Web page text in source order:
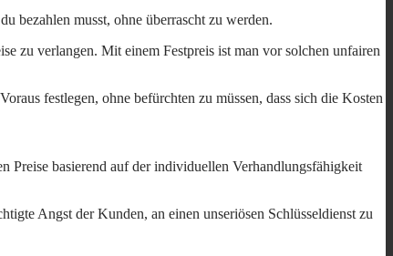
bezahlen musst, ohne überrascht zu werden.
zu verlangen. Mit einem Festpreis ist man vor solchen unfairen
festlegen, ohne befürchten zu müssen, dass sich die Kosten
Preise basierend auf der individuellen Verhandlungsfähigkeit
Angst der Kunden, an einen unseriösen Schlüsseldienst zu